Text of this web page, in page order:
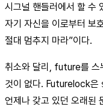
시그널 핸들러에서 할 수
자기 자신을 이로부터 보
절대 멈추지 마라”이다.
취소와 달리, future를 스
것이 없다. Futurelock은
언제나 갖고 있던 오래된